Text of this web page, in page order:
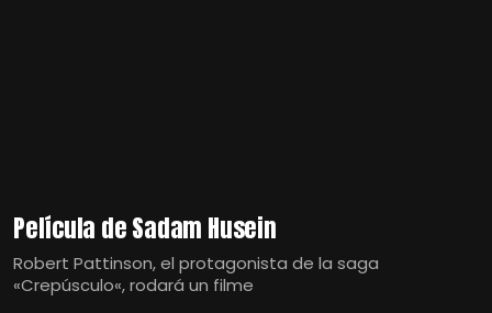
Película de Sadam Husein
Robert Pattinson, el protagonista de la saga
«Crepúsculo«, rodará un filme